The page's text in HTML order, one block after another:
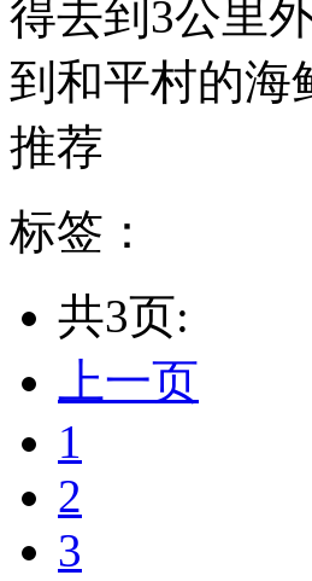
得去到3公里
到和平村的海
推荐
标签：
共3页:
上一页
1
2
3